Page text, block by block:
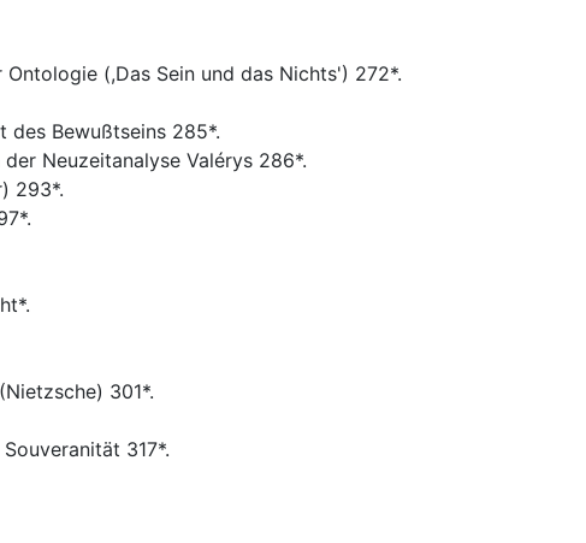
(,Das Sein und das Nichts') 272*.
des Bewußtseins 285*.
Neuzeitanalyse Valérys 286*.
293*.
301*.
317*.